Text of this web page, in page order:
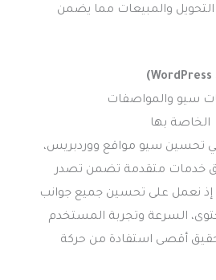
التحويل والمبيعات مما يضمن
16 عامًا في تحسين سيو مواقع ووردبريس،
خدمات متقدمة تضمن تصدر
إذ نعمل على تحسين جميع جوانب
السرعة وتجربة المستخدم
أقصى استفادة من حركة